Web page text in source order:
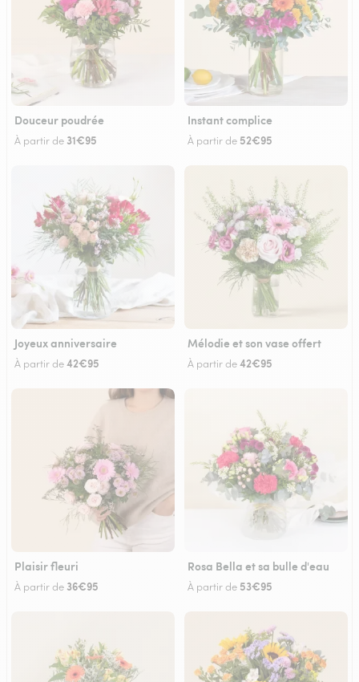
Douceur poudrée
À partir de 31€95
Instant complice
À partir de 52€95
Joyeux anniversaire
À partir de42€95
Mélodie et son vase offert
À partir de42€95
Plaisir fleuri
À partir de 36€95
Rosa Bella et sa bulle d'eau
À partir de 53€95